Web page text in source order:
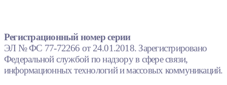
Регистрационный номер серии
ЭЛ № ФС 77-72266 от 24.01.2018. Зарегистрировано
Федеральной службой по надзору в сфере связи,
информационных технологий и массовых коммуникаций.